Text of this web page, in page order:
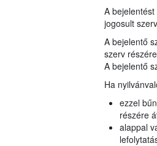
A
jogosult
A bejelentő
szerv
A bejelentő
Ha
ezzel
részére
alappal